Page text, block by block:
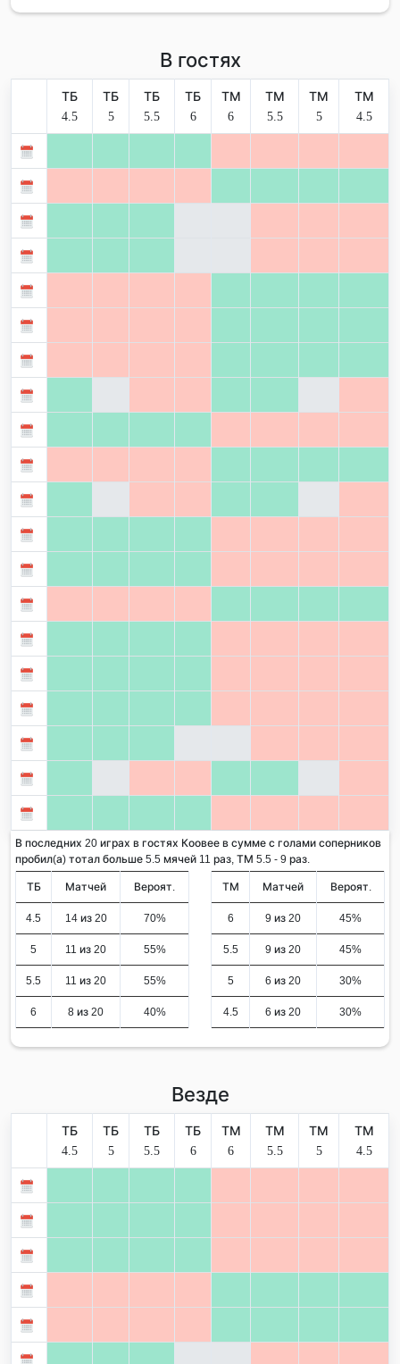
В гостях
ТБ
4.5
ТБ
5
ТБ
5.5
ТБ
6
ТМ
6
ТМ
5.5
ТМ
5
ТМ
4.5
В последних 20 играх в гостях Коовее в сумме с голами соперников
пробил(а) тотал больше 5.5 мячей 11 раз, ТМ 5.5 - 9 раз.
ТБ Матчей Вероят.
4.5 14 из 20 70%
5 11 из 20 55%
5.5 11 из 20 55%
6 8 из 20 40%
ТМ Матчей Вероят.
6 9 из 20 45%
5.5 9 из 20 45%
5 6 из 20 30%
4.5 6 из 20 30%
Везде
ТБ
4.5
ТБ
5
ТБ
5.5
ТБ
6
ТМ
6
ТМ
5.5
ТМ
5
ТМ
4.5